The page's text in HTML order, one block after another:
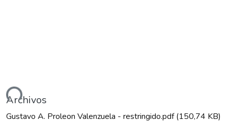
Archivos
Gustavo A. Proleon Valenzuela - restringido.pdf(150,74 KB)